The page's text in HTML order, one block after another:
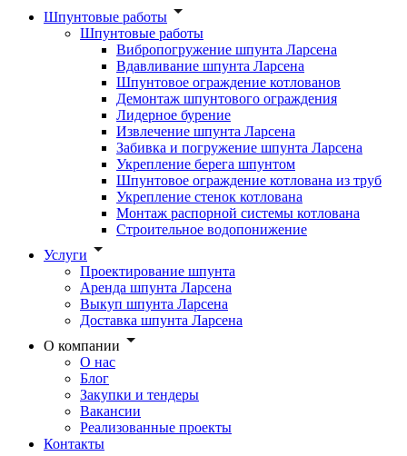
Шпунтовые работы
Шпунтовые работы
Вибропогружение шпунта Ларсена
Вдавливание шпунта Ларсена
Шпунтовое ограждение котлованов
Демонтаж шпунтового ограждения
Лидерное бурение
Извлечение шпунта Ларсена
Забивка и погружение шпунта Ларсена
Укрепление берега шпунтом
Шпунтовое ограждение котлована из труб
Укрепление стенок котлована
Монтаж распорной системы котлована
Строительное водопонижение
Услуги
Проектирование шпунта
Аренда шпунта Ларсена
Выкуп шпунта Ларсена
Доставка шпунта Ларсена
О компании
О нас
Блог
Закупки и тендеры
Вакансии
Реализованные проекты
Контакты